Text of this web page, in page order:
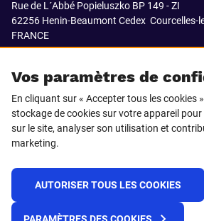
Vos paramètres de
En cliquant sur « Accepter tous les cookies
stockage de cookies sur votre appareil
sur le site, analyser son utilisation et
marketing.
AUTORISER TOUS LES COOKIES
Rue de L´Abbé Popieluszko BP 149 - ZI
62256 Henin-Beaumont Cedex Courcelles-
FRANCE
SUIVEZ-NOUS SUR
© 2021 APOK